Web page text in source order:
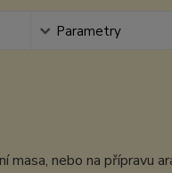
Parametry
masa, nebo na přípravu